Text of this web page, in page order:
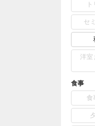
セ
洋室
食事
食